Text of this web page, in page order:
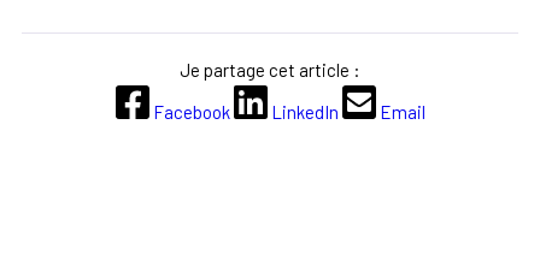
Je partage cet article :
Facebook
LinkedIn Email